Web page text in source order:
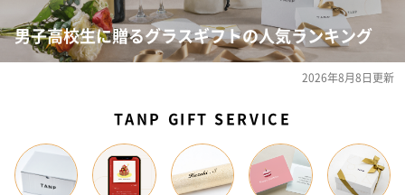
男子高校生に贈るグラスギフトの人気ランキング
2026年8月8日更新
TANP GIFT SERVICE